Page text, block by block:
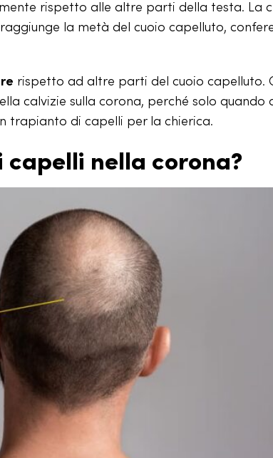
rispetto alle altre parti della testa. La
la metà del cuoio capelluto,
rispetto ad altre parti del cuoio capelluto.
calvizie sulla corona, perché solo quando
trapianto di capelli per la chierica.
nella corona?